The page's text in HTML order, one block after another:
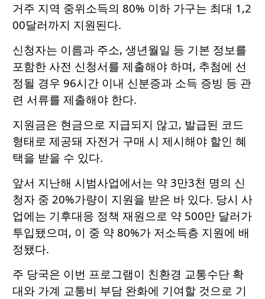
거주 지역 중위소득의 80% 이하 가구는 최대 1,2
00달러까지 지원된다.
신청자는 이름과 주소, 생년월일 등 기본 정보를
포함한 사전 신청서를 제출해야 하며, 추첨에 선
정될 경우 96시간 이내 신분증과 소득 증빙 등 관
련 서류를 제출해야 한다.
지원금은 현금으로 지급되지 않고, 발급된 코드
형태로 제공돼 자전거 구매 시 제시해야 할인 혜
택을 받을 수 있다.
앞서 지난해 시범사업에서는 약 3만3천 명의 신
청자 중 20%가량이 지원을 받은 바 있다. 당시 사
업에는 기후대응 정책 재원으로 약 500만 달러가
투입됐으며, 이 중 약 80%가 저소득층 지원에 배
정됐다.
주 당국은 이번 프로그램이 친환경 교통수단 확
대와 가계 교통비 부담 완화에 기여할 것으로 기